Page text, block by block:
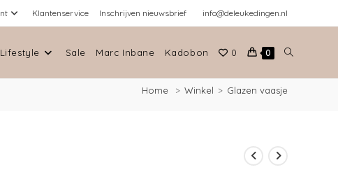
Klantenservice Inschrijven nieuwsbrief info@deleukedingen.nl
Lifestyle Sale Marc Inbane Kadobon 0 0
Home > Winkel > Glazen vaasje